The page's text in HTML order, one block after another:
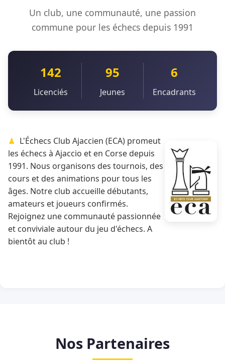
Un club, une communauté, une passion
commune pour les échecs depuis 1991
142
Licenciés
95
Jeunes
6
Encadrants
L'Échecs Club Ajaccien (ECA) promeut
les échecs à Ajaccio et en Corse depuis
1991. Nous organisons des tournois, des
cours et des animations pour tous les
âges. Notre club accueille débutants,
amateurs et joueurs confirmés.
Rejoignez une communauté passionnée
et conviviale autour du jeu d'échecs. A
bientôt au club !
Nos Partenaires